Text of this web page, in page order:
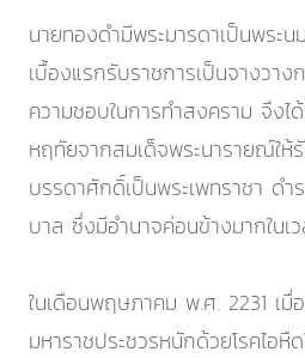
นายทองดำมีพระมารดาเป็นพระ
เบื้องแรกรับราชการเป็นจางวา
ความชอบในการทำสงคราม จึงไ
หฤทัยจากสมเด็จพระนารายณ์ให้
บรรดาศักดิ์เป็นพระเพทราชา ดำ
บาล ซึ่งมีอำนาจค่อนข้างมากในเ
ในเดือนพฤษภาคม พ.ศ. 2231 เ
มหาราชประชวรหนักด้วยโรคไอหื